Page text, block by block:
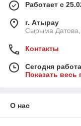
Работает с
г. Атырау
Сырыма Датова,
Контакты
Сегодня
Показать весь
О нас